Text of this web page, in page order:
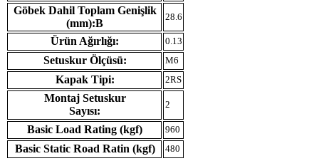
Göbek Dahil Toplam Genişlik
(mm):B
28.6
Ürün Ağırlığı: 0.13
Setuskur Ölçüsü: M6
Kapak Tipi: 2RS
Montaj Setuskur
Sayısı:
2
Basic Load Rating (kgf) 960
Basic Static Road Ratin (kgf) 480